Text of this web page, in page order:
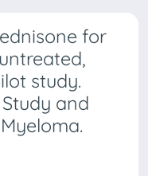
for
study.
and